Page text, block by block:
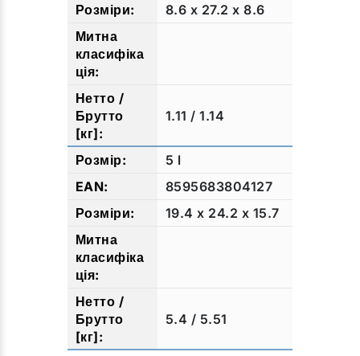
8.6 x 27.2 x 8.6
1.11 / 1.14
5 l
8595683804127
19.4 x 24.2 x 15.7
5.4 / 5.51